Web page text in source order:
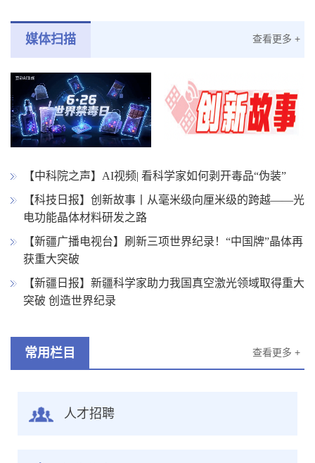
媒体扫描 查看更多 +
【中科院之声】AI视频| 看科学家如何剥开毒品“伪装”
【科技日报】创新故事丨从毫米级向厘米级的跨越——光
电功能晶体材料研发之路
【新疆广播电视台】刷新三项世界纪录！“中国牌”晶体再
获重大突破
【新疆日报】新疆科学家助力我国真空激光领域取得重大
突破 创造世界纪录
常用栏目 查看更多 +
人才招聘